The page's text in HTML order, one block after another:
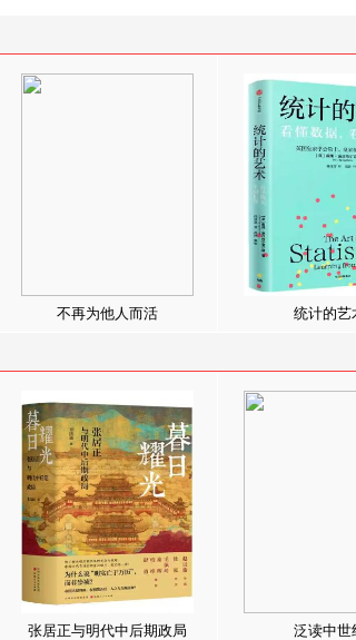
不再为他人而活 统计的艺
张居正与明代中后期政局 泛读中世